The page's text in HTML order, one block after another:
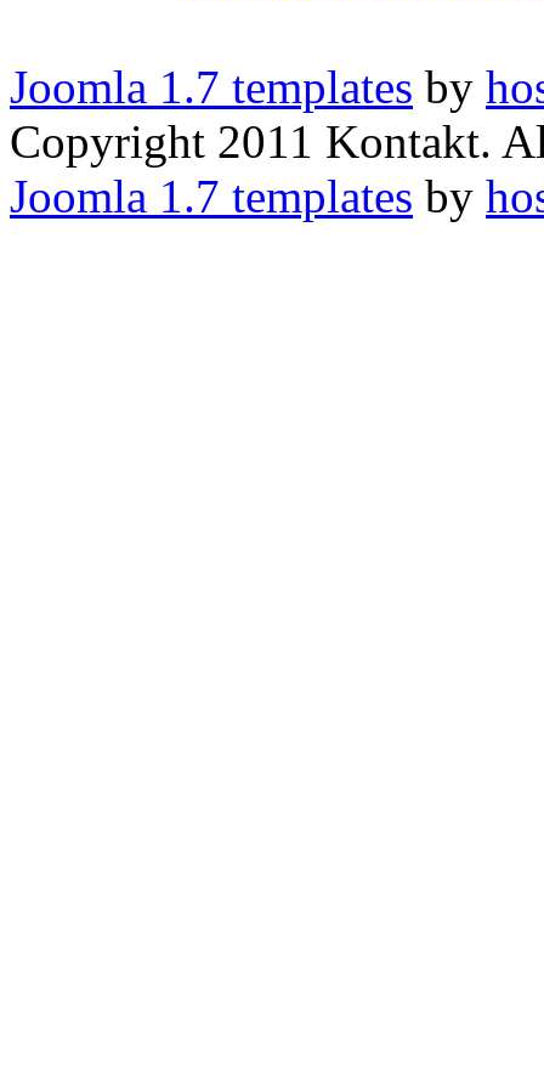
Joomla 1.7 templates by
Copyright 2011 Kontakt.
Joomla 1.7 templates by